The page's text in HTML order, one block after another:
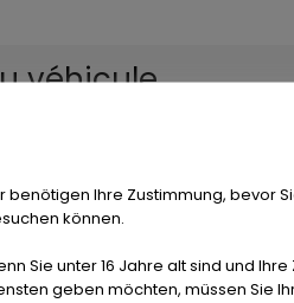
véhicule
/ in transit,
abschmierbar,
Plan- und Netzhaken,
in anthrazitgrau RAL 7016!
benötigen Ihre Zustimmung, bevor
können.
Sie unter 16 Jahre alt sind und
geben möchten, müssen Sie